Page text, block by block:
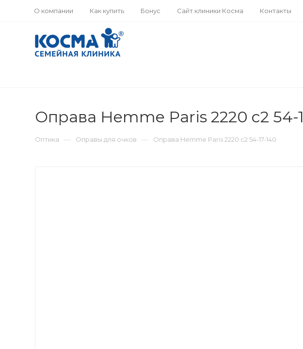
О компании Как купить Бонус Сайт клиники Косма Контакты
Оправа Hemme Paris 2220 c2 54-
Оптика — Оправы для очков — Оправа Hemme Paris 2220 c2 54-17-140